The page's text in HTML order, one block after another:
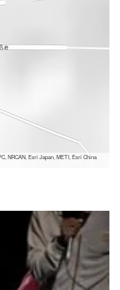
NRCAN, Esri Japan, METI, Esri China